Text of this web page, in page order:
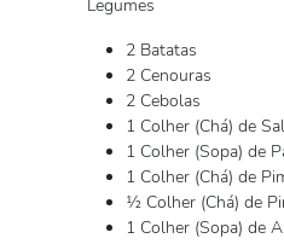
Legumes
2 Batatas
2 Cenouras
2 Cebolas
1 Colher (Chá) de Sal
1 Colher (Sopa) de
1 Colher (Chá) de
½ Colher (Chá) de
1 Colher (Sopa) de